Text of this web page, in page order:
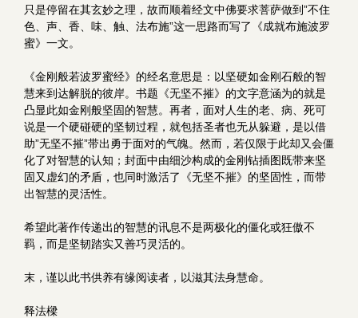
只是停留在其玄妙之理，故而顺着经文中佛要求菩萨做到”不住
色、声、香、味、触、法布施”这一思路而写了《成就布施波罗
蜜》一文。
《金刚般若波罗蜜经》的经名意思是：以坚硬如金刚石般的智
慧来到达解脱的彼岸。书题《无坚不摧》的文字意涵为的就是
凸显此如金刚般坚固的智慧。再者，面对人生的老、病、死可
说是一个硬碰硬的坚韧过程，就包括圣者也无从躲避，是以借
助”无坚不摧”带出勇于面对的气魄。然而，若仅限于此却又会僵
化了对智慧的认知；封面中由细沙构成的金刚钻插图既带来坚
固又虚幻的矛盾，也同时激活了《无坚不摧》的坚固性，而带
出智慧的灵活性。
希望此著作传递出的智慧的讯息不是两极化的僵化或狂傲不
羁，而是坚韧踏实又善巧灵活的。
末，谨以此书供养有缘阅读者，以滋其法身慧命。
释法樑